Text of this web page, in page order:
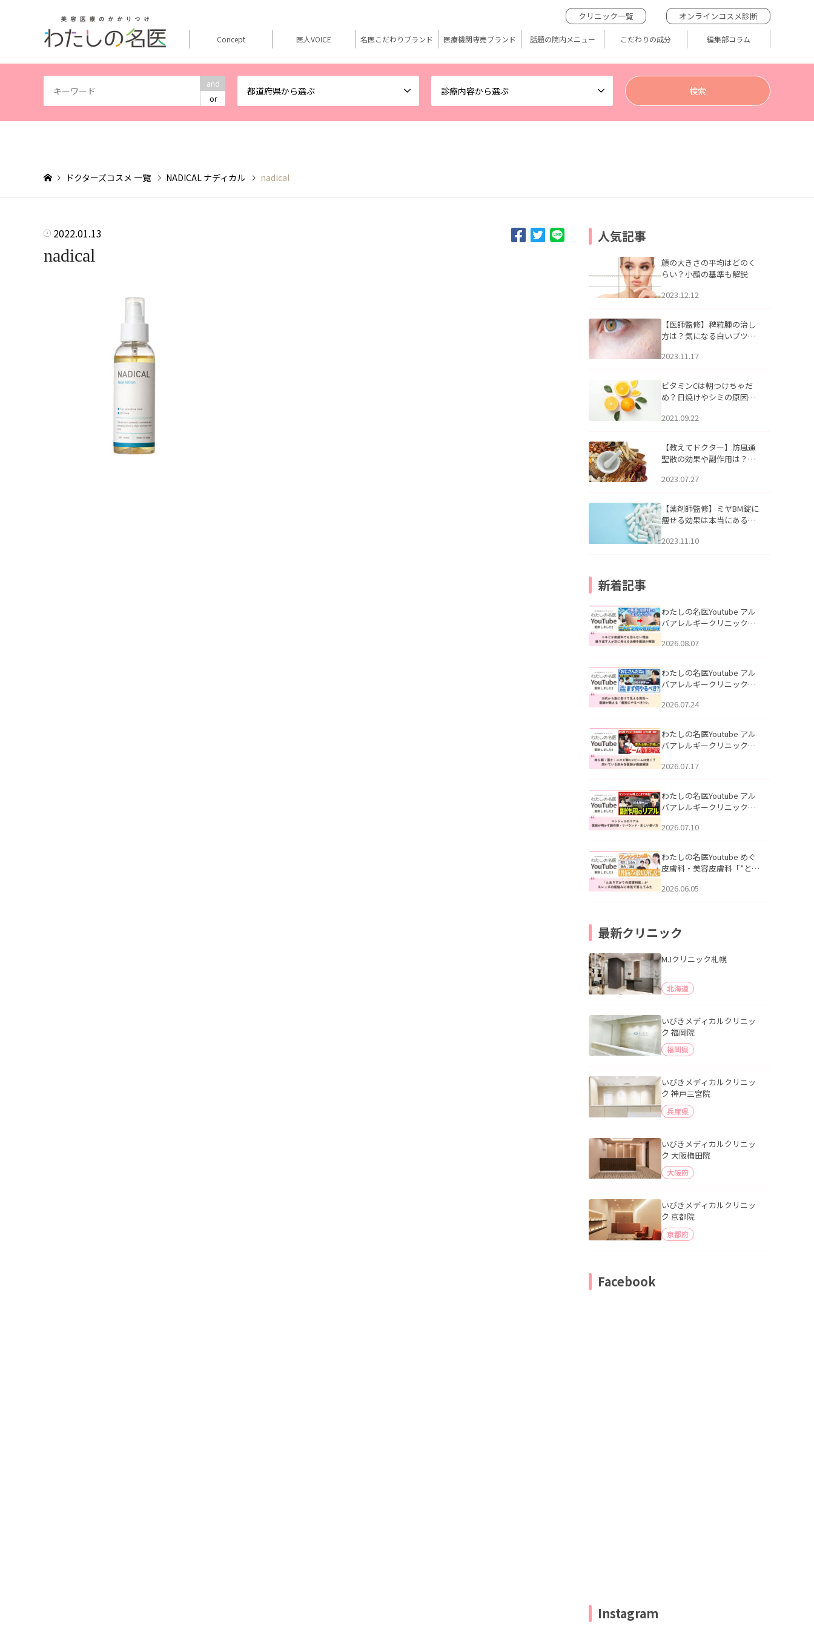
and
or
都道府県から選ぶ 診療内容から選ぶ
クリニック一覧 オンラインコスメ診断
Concept 医人VOICE 名医こだわりブランド 医療機関専売ブランド 話題の院内メニュー こだわりの成分 編集部コラム
ドクターズコスメ 一覧 NADICAL ナディカル nadical
2022.01.13
nadical
人気記事
顔の大きさの平均はどのく
らい？小顔の基準も解説
2023.12.12
【医師監修】稗粒腫の治し
方は？気になる白いブツブ
アについて
2023.11.17
ビタミンCは朝つけちゃだ
め？日焼けやシミの原因に
2021.09.22
【教えてドクター】防風通
聖散の効果や副作用は？長
2023.07.27
【薬剤師監修】ミヤBM錠に
痩せる効果は本当にある
2023.11.10
新着記事
わたしの名医Youtube アル
バアレルギークリニック札
らない理由｜繰り返す人が
説」を公開いたしました。
2026.08.07
わたしの名医Youtube アル
バアレルギークリニック札
える男性へ｜医師が教える
公開いたしました。
2026.07.24
わたしの名医Youtube アル
バアレルギークリニック札
跡にVビームは効く？向いて
説」を公開いたしました。
2026.07.17
わたしの名医Youtube アル
バアレルギークリニック札
医師が明かす副作用・リバ
公開いたしました。
2026.07.10
わたしの名医Youtube めぐ
皮膚科・美容皮膚科「”とお
ッズの肌悩みに本気で答え
2026.06.05
最新クリニック
MJクリニック札幌
北海道
いびきメディカルクリニッ
ク 福岡院
福岡県
いびきメディカルクリニッ
ク 神戸三宮院
兵庫県
いびきメディカルクリニッ
ク 大阪梅田院
大阪府
いびきメディカルクリニッ
ク 京都院
京都府
Facebook
Instagram